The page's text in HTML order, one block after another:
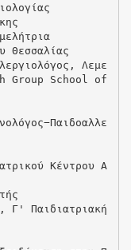
Θεσσαλίας
Λεμε
Group School of
Κέντρου Α
Γ' Παιδιατριακή